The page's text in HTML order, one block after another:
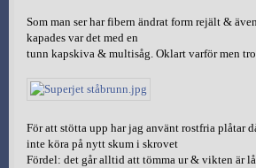
Som man ser har fibern ändrat form rejält &
kapades var det med en
tunn kapskiva & multisåg. Oklart varför men
För att stötta upp har jag använt rostfria plåtar
inte köra på nytt skum i skrovet
Fördel: det går alltid att tömma ur & vikten är